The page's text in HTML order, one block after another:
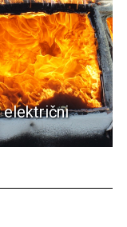
električni